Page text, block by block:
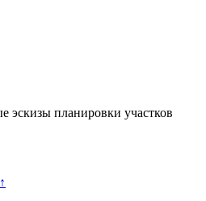
эскизы планировки участков
↑